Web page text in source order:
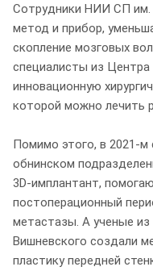
Сотрудники НИИ СП им.
метод и прибор,
скопление мозговых
специалисты из Центра
инновационную
которой можно лечить
Помимо этого, в 2021-
обнинском
3D-имплантант,
постоперационный
метастазы. А ученые из
Вишневского создали
пластику передней